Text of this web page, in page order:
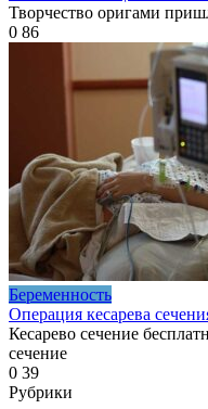
Творчество оригами
0 86
Беременность
Операция кесарева
Кесарево сечение
сечение
0 39
Рубрики